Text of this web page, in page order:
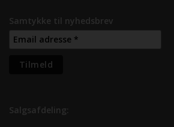
Samtykke til nyhedsbrev
Salgsafdeling: